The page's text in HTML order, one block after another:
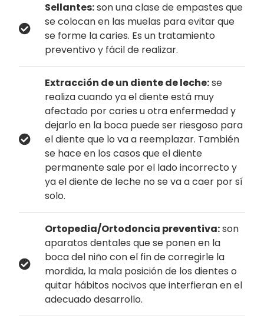
Sellantes:son una clase de empastes que
se colocan en las muelas para evitar que
se forme la caries. Es un tratamiento
preventivo y fácil de realizar.
Extracción de un diente de leche:se
realiza cuando ya el diente está muy
afectado por caries u otra enfermedad y
dejarlo en la boca puede ser riesgoso para
el diente que lo va a reemplazar. También
se hace en los casos que el diente
permanente sale por el lado incorrecto y
ya el diente de leche no se va a caer por sí
solo.
Ortopedia/Ortodoncia preventiva:son
aparatos dentales que se ponen en la
boca del niño con el fin de corregirle la
mordida, la mala posición de los dientes o
quitar hábitos nocivos que interfieran en el
adecuado desarrollo.